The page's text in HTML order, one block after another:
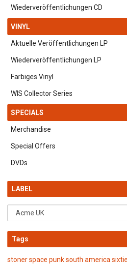
Wiederveröffentlichungen CD
VINYL
Aktuelle Veröffentlichungen LP
Wiederveröffentlichungen LP
Farbiges Vinyl
WIS Collector Series
SPECIALS
Merchandise
Special Offers
DVDs
LABEL
Tags
stonerspace punksouth america